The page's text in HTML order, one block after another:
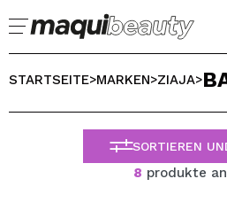
WILLKOMMEN!
WÄHLE DEINE
STARTSEITE>MARKEN>ZIAJA>
SORTIEREN
8 produkte an